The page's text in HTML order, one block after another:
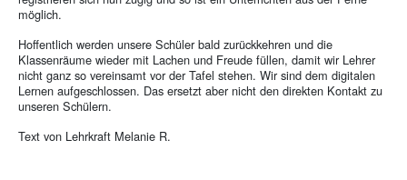
möglich.
Hoffentlich werden unsere Schüler bald zurückkehren und die
Klassenräume wieder mit Lachen und Freude füllen, damit wir Lehrer
nicht ganz so vereinsamt vor der Tafel stehen. Wir sind dem digitalen
Lernen aufgeschlossen. Das ersetzt aber nicht den direkten Kontakt zu
unseren Schülern.
Text von Lehrkraft Melanie R.